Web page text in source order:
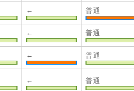
← 普通
← 普通
← 普通
← 普通